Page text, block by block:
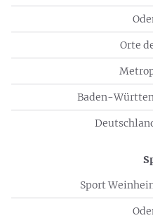
Orte
Baden-
Sport